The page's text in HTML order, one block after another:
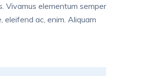
Vivamus elementum semper
ac, enim. Aliquam